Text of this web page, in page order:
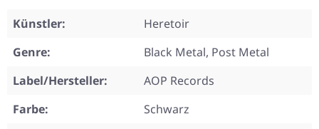
Künstler:
Heretoir
Genre:
Black Metal, Post Metal
Label/Hersteller:
AOP Records
Farbe:
Schwarz